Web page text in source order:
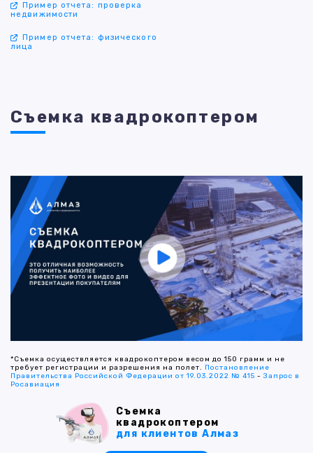
Пример отчета: проверка
недвижимости
Пример отчета: физического
лица
Съемка квадрокоптером
*Съемка осуществляется квадрокоптером весом до 150 грамм и не
требует регистрации и разрешения на полет. Постановление
Правительства Российской Федерации от 19.03.2022 № 415 -Запрос в
Росавиация
Съемка
квадрокоптером
для клиентов Алмаз